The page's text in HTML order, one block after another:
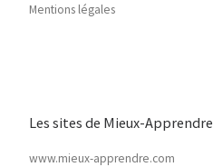
Mentions légales
Les sites de Mieux-Apprendre
www.mieux-apprendre.com